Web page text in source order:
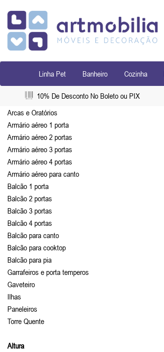
Linha Pet Banheiro Cozinha
10% De Desconto No Boleto ou PIX
Arcas e Oratórios
Armário aéreo 1 porta
Armário aéreo 2 portas
Armário aéreo 3 portas
Armário aéreo 4 portas
Armário aéreo para canto
Balcão 1 porta
Balcão 2 portas
Balcão 3 portas
Balcão 4 portas
Balcão para canto
Balcão para cooktop
Balcão para pia
Garrafeiros e porta temperos
Gaveteiro
Ilhas
Paneleiros
Torre Quente
Altura